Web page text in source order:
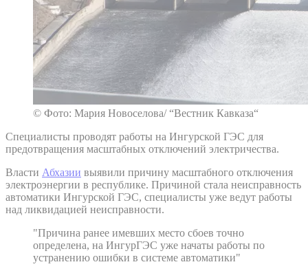
© Фото: Мария Новоселова/ “Вестник Кавказа“
Специалисты проводят работы на Ингурской ГЭС для
предотвращения масштабных отключений электричества.
Власти Абхазии выявили причину масштабного отключения
электроэнергии в республике. Причиной стала неисправность
автоматики Ингурской ГЭС, специалисты уже ведут работы
над ликвидацией неисправности.
"Причина ранее имевших место сбоев точно
определена, на ИнгурГЭС уже начаты работы по
устранению ошибки в системе автоматики"